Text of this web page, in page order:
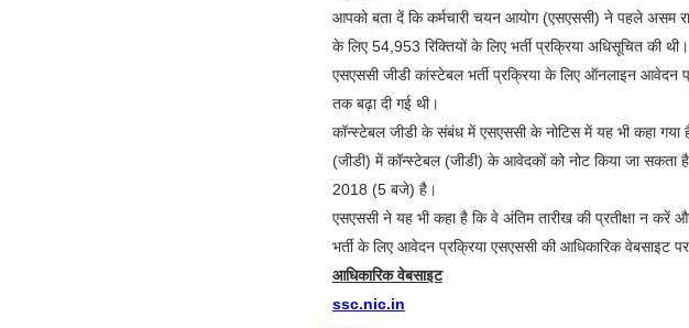
आपको बता दें कि कर्मचारी चयन आयोग (एसएससी) ने पहले असम
के लिए 54,953 रिक्तियों के लिए भर्ती प्रक्रिया अधिसूचित की थी।
एसएससी जीडी कांस्टेबल भर्ती प्रक्रिया के लिए ऑनलाइन
तक बढ़ा दी गई थी।
कॉन्स्टेबल जीडी के संबंध में एसएससी के नोटिस में यह भी कहा
(जीडी) में कॉन्स्टेबल (जीडी) के आवेदकों को नोट किया जा
2018 (5 बजे) है।
एसएससी ने यह भी कहा है कि वे अंतिम तारीख की प्रतीक्षा न
भर्ती के लिए आवेदन प्रक्रिया एसएससी की आधिकारिक वेबसाइट
आधिकारिक वेबसाइट
ssc.nic.in